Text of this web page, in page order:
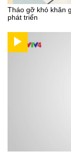
Tháo gỡ khó khăn
phát triển